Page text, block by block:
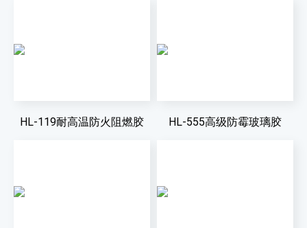
HL-119耐高温防火阻燃胶 HL-555高级防霉玻璃胶